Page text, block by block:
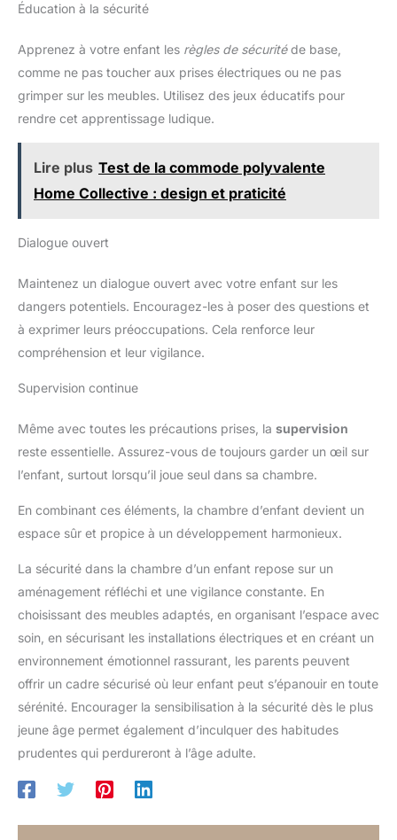
Éducation à la sécurité
Apprenez à votre enfant les règles de sécuritéde base,
comme ne pas toucher aux prises électriques ou ne pas
grimper sur les meubles. Utilisez des jeux éducatifs pour
rendre cet apprentissage ludique.
Lire plus Test de la commode polyvalente
Home Collective : design et praticité
Dialogue ouvert
Maintenez un dialogue ouvert avec votre enfant sur les
dangers potentiels. Encouragez-les à poser des questions et
à exprimer leurs préoccupations. Cela renforce leur
compréhension et leur vigilance.
Supervision continue
Même avec toutes les précautions prises, la supervision
reste essentielle. Assurez-vous de toujours garder un œil sur
l’enfant, surtout lorsqu’il joue seul dans sa chambre.
En combinant ces éléments, la chambre d’enfant devient un
espace sûr et propice à un développement harmonieux.
La sécurité dans la chambre d’un enfant repose sur un
aménagement réfléchi et une vigilance constante. En
choisissant des meubles adaptés, en organisant l’espace avec
soin, en sécurisant les installations électriques et en créant un
environnement émotionnel rassurant, les parents peuvent
offrir un cadre sécurisé où leur enfant peut s’épanouir en toute
sérénité. Encourager la sensibilisation à la sécurité dès le plus
jeune âge permet également d’inculquer des habitudes
prudentes qui perdureront à l’âge adulte.